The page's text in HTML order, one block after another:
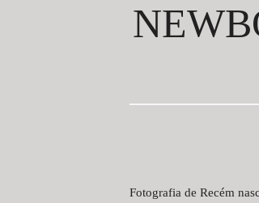
Fotografia de Recém